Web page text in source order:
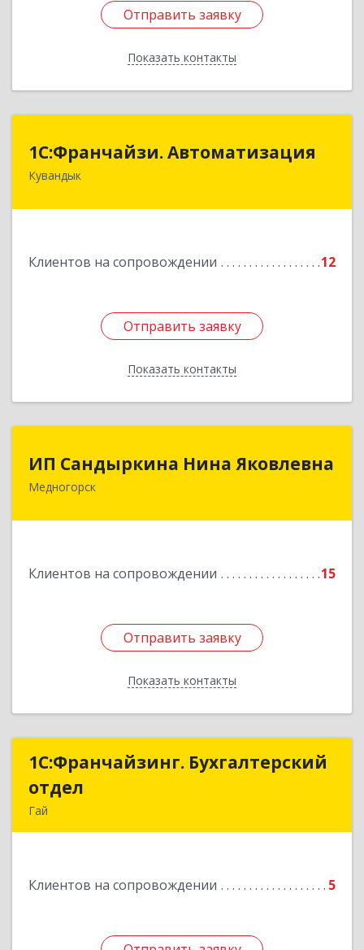
Отправить заявку
Показать контакты
Отправить заявку
Назад
1С:Франчайзи. Автоматизация
Кувандык
Клиентов на сопровождении 12
Отправить заявку
Показать контакты
1С:Франчайзи. Автоматизация
462220, Оренбургская обл, Кувандыкский р-н,
Отправить заявку
Назад
ИП Сандыркина Нина Яковлевна
Медногорск
Клиентов на сопровождении 15
Отправить заявку
Показать контакты
462270, Оренбургская обл, Медногорск г,
Отправить заявку
Назад
1С:Франчайзинг. Бухгалтерский
отдел
Гай
Клиентов на сопровождении 5
1С:Франчайзинг. Бухгалтерский
Подробнее